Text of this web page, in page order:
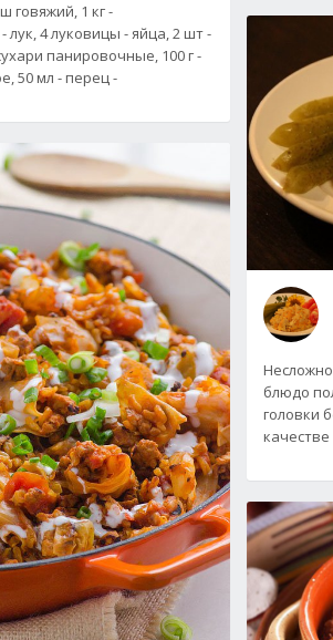
говяжий, 1 кг -
лук, 4 луковицы - яйца, 2 шт -
панировочные, 100 г -
50 мл - перец -
блюдо
головки